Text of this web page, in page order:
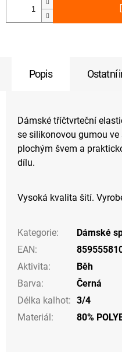
Popis Ostatní
Dámské tříčtvrteční
se silikonovou gumou
plochým švem a
dílu.
Vysoká kvalita šití.
Kategorie:
Dámské
EAN:
Aktivita:
Běh
Barva:
Černá
Délka kalhot: 3/4
Materiál: 80%